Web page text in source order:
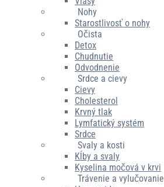
Nohy
Starostlivosť o nohy
Očista
Detox
Chudnutie
Odvodnenie
Srdce a cievy
Cievy
Cholesterol
Krvný tlak
Lymfatický systém
Srdce
Svaly a kosti
Kĺby a svaly
Kyselina močová v krvi
Trávenie a vylučovanie